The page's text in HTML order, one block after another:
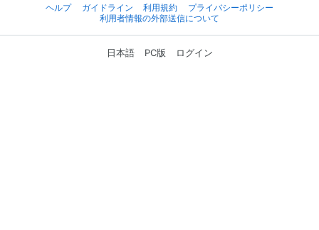
ヘルプ
ガイドライン 利用規約
プライバシーポリシー
利用者情報の外部送信について
日本語 PC版 ログイン